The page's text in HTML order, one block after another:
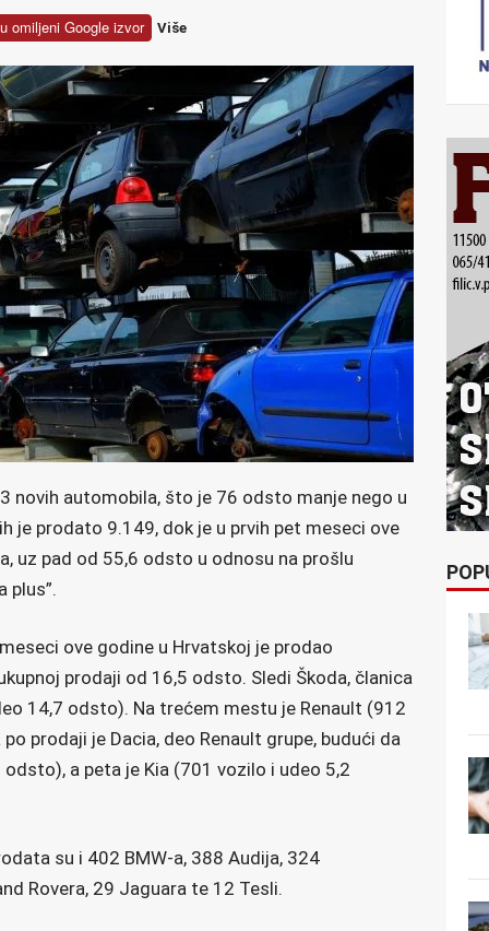
omiljeni Google izvor Više
novih automobila, što je 76 odsto manje nego u
je prodato 9.149, dok je u prvih pet meseci ove
uz pad od 55,6 odsto u odnosu na prošlu
plus”.
ove godine u Hrvatskoj je prodao
prodaji od 16,5 odsto. Sledi Škoda, članica
14,7 odsto). Na trećem mestu je Renault (912
prodaji je Dacia, deo Renault grupe, budući da
a peta je Kia (701 vozilo i udeo 5,2
su i 402 BMW-a, 388 Audija, 324
Rovera, 29 Jaguara te 12 Tesli.